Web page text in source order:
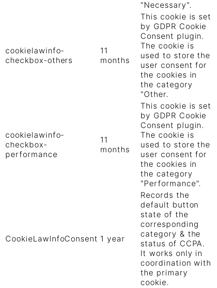
"Necessary".
cookielawinfo-
checkbox-others
11
months
This cookie is set
by GDPR Cookie
Consent plugin.
The cookie is
used to store the
user consent for
the cookies in
the category
"Other.
cookielawinfo-
checkbox-
performance
11
months
This cookie is set
by GDPR Cookie
Consent plugin.
The cookie is
used to store the
user consent for
the cookies in
the category
"Performance".
CookieLawInfoConsent 1 year
Records the
default button
state of the
corresponding
category & the
status of CCPA.
It works only in
coordination with
the primary
cookie.